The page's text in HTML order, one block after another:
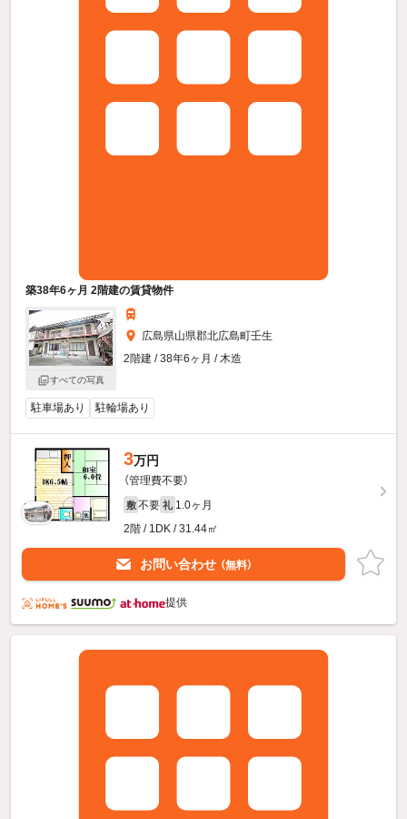
築38年6ヶ月 2階建の賃貸物件
すべての写真
広島県山県郡北広島町壬生
2階建 / 38年6ヶ月 / 木造
駐車場あり 駐輪場あり
3万円
（管理費不要）
敷 不要 礼 1.0ヶ月
2階 / 1DK / 31.44㎡
お問い合わせ （無料）
提供